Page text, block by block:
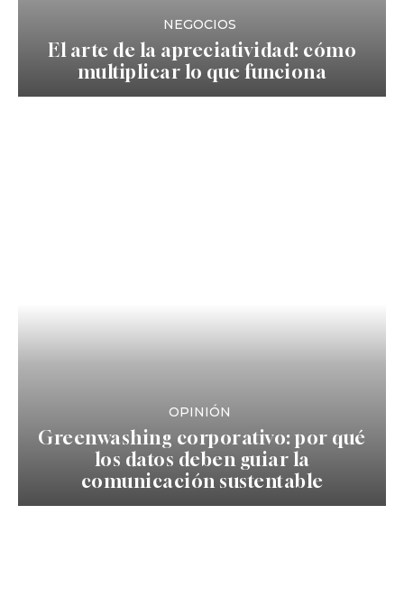
NEGOCIOS
El arte de la apreciatividad: cómo
multiplicar lo que funciona
OPINIÓN
Greenwashing corporativo: por qué
los datos deben guiar la
comunicación sustentable